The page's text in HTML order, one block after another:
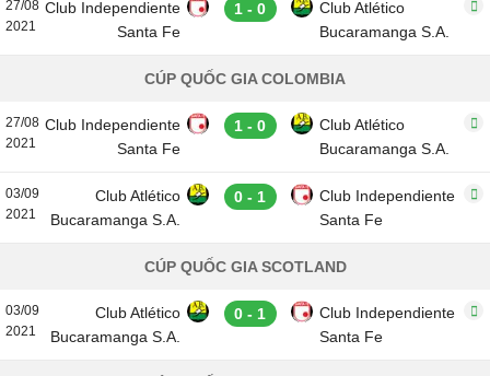
27/08
2021
Club Independiente
Santa Fe
1 - 0
Club Atlético
Bucaramanga S.A.
CÚP QUỐC GIA COLOMBIA
27/08
2021
Club Independiente
Santa Fe
1 - 0
Club Atlético
Bucaramanga S.A.
03/09
2021
Club Atlético
Bucaramanga S.A.
0 - 1
Club Independiente
Santa Fe
CÚP QUỐC GIA SCOTLAND
03/09
2021
Club Atlético
Bucaramanga S.A.
0 - 1
Club Independiente
Santa Fe